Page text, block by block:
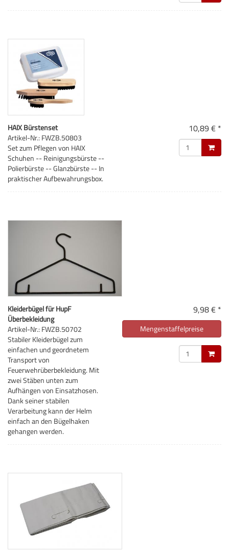
HAIX Bürstenset
Artikel-Nr.: FWZB.50803
Set zum Pflegen von HAIX
Schuhen -- Reinigungsbürste --
Polierbürste -- Glanzbürste -- In
praktischer Aufbewahrungsbox.
10,89 € *
Kleiderbügel für HupF
Überbekleidung
Artikel-Nr.: FWZB.50702
Stabiler Kleiderbügel zum
einfachen und geordnetem
Transport von
Feuerwehrüberbekleidung. Mit
zwei Stäben unten zum
Aufhängen von Einsatzhosen.
Dank seiner stabilen
Verarbeitung kann der Helm
einfach an den Bügelhaken
gehangen werden.
9,98 € *
Mengenstaffelpreise